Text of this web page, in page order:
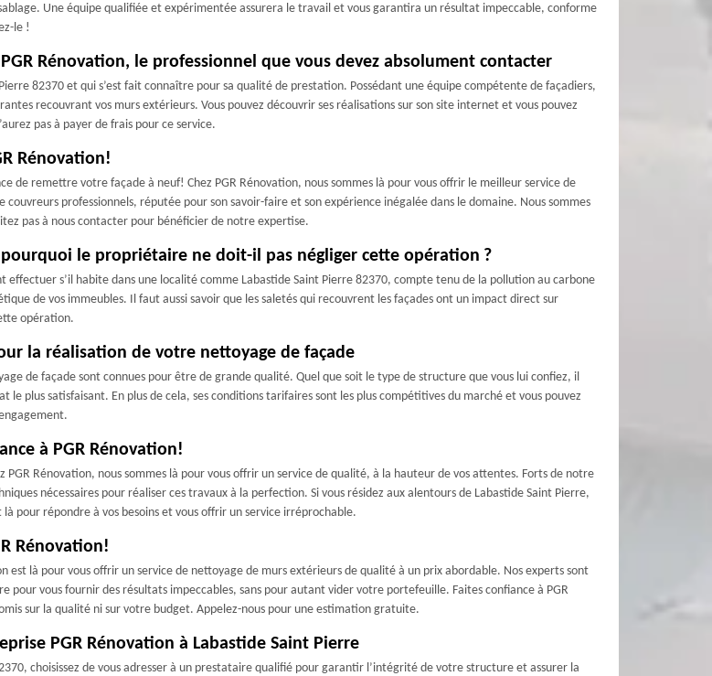
Une équipe qualifiée et expérimentée assurera le travail et vous garantira un résultat impeccable, conforme
le !
Rénovation, le professionnel que vous devez absolument contacter
82370 et qui s’est fait connaître pour sa qualité de prestation. Possédant une équipe compétente de façadiers,
recouvrant vos murs extérieurs. Vous pouvez découvrir ses réalisations sur son site internet et vous pouvez
pas à payer de frais pour ce service.
Rénovation!
de remettre votre façade à neuf! Chez PGR Rénovation, nous sommes là pour vous offrir le meilleur service de
professionnels, réputée pour son savoir-faire et son expérience inégalée dans le domaine. Nous sommes
pas à nous contacter pour bénéficier de notre expertise.
le propriétaire ne doit-il pas négliger cette opération ?
s’il habite dans une localité comme Labastide Saint Pierre 82370, compte tenu de la pollution au carbone
de vos immeubles. Il faut aussi savoir que les saletés qui recouvrent les façades ont un impact direct sur
opération.
la réalisation de votre nettoyage de façade
de façade sont connues pour être de grande qualité. Quel que soit le type de structure que vous lui confiez, il
plus satisfaisant. En plus de cela, ses conditions tarifaires sont les plus compétitives du marché et vous pouvez
à PGR Rénovation!
Rénovation, nous sommes là pour vous offrir un service de qualité, à la hauteur de vos attentes. Forts de notre
nécessaires pour réaliser ces travaux à la perfection. Si vous résidez aux alentours de Labastide Saint Pierre,
pour répondre à vos besoins et vous offrir un service irréprochable.
Rénovation!
est là pour vous offrir un service de nettoyage de murs extérieurs de qualité à un prix abordable. Nos experts sont
vous fournir des résultats impeccables, sans pour autant vider votre portefeuille. Faites confiance à PGR
sur la qualité ni sur votre budget. Appelez-nous pour une estimation gratuite.
PGR Rénovation à Labastide Saint Pierre
choisissez de vous adresser à un prestataire qualifié pour garantir l’intégrité de votre structure et assurer la